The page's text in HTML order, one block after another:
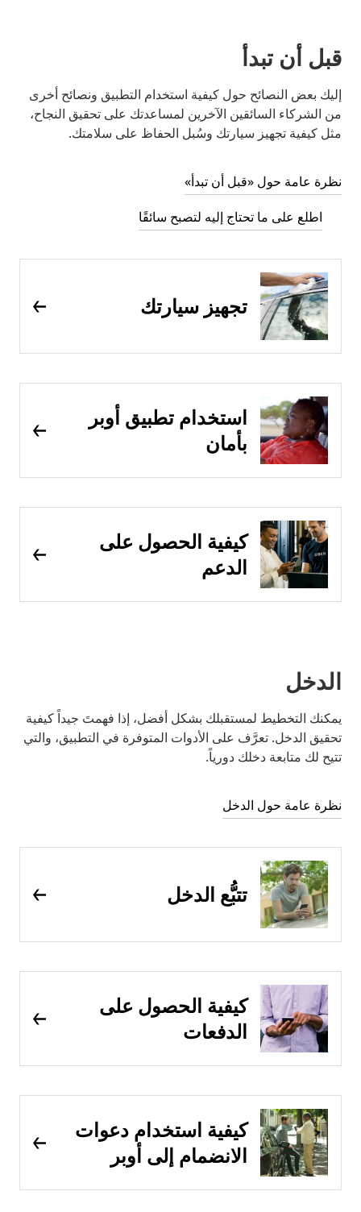
قبل أن تبدأ
إليك بعض النصائح حول كيفية استخدام التطبيق ونصائح أخرى
من الشركاء السائقين الآخرين لمساعدتك على تحقيق النجاح،
مثل كيفية تجهيز سيارتك وسُبل الحفاظ على سلامتك.
نظرة عامة حول «قبل أن تبدأ»
اطلع على ما تحتاج إليه لتصبح سائقًا
تجهيز سيارتك
استخدام تطبيق أوبر
بأمان
كيفية الحصول على
الدعم
الدخل
يمكنك التخطيط لمستقبلك بشكل أفضل، إذا فهمتَ جيداً كيفية
تحقيق الدخل. تعرَّف على الأدوات المتوفرة في التطبيق، والتي
تتيح لك متابعة دخلك دورياً.
نظرة عامة حول الدخل
تتبُّع الدخل
كيفية الحصول على
الدفعات
كيفية استخدام دعوات
الانضمام إلى أوبر